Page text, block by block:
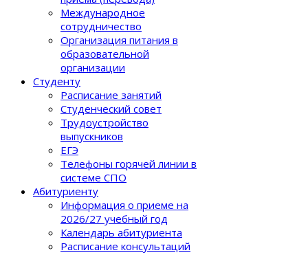
Международное
сотрудничество
Организация питания в
образовательной
организации
Студенту
Расписание занятий
Студенческий совет
Трудоустройство
выпускников
ЕГЭ
Телефоны горячей линии в
системе СПО
Абитуриенту
Информация о приеме на
2026/27 учебный год
Календарь абитуриента
Расписание консультаций